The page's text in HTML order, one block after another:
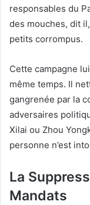
responsables du
des mouches, dit
petits corrompus.
Cette campagne
même temps. Il
gangrenée par la
adversaires
Xilai ou Zhou
personne n’est
La
Mandats